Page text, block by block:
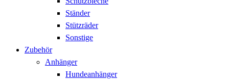
Ständer
Stützräder
Sonstige
Zubehör
Anhänger
Hundeanhänger